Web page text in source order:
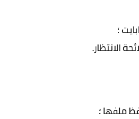
الانتظار.
ملفها ؛